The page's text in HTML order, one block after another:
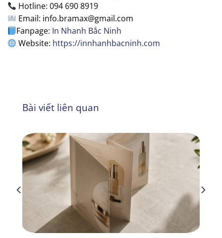
Hotline: 094 690 8919
Email: info.bramax@gmail.com
Fanpage: In Nhanh Bắc Ninh
Website: https://innhanhbacninh.com
Bài viết liên quan